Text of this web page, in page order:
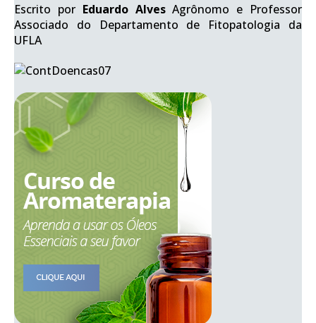
Escrito por Eduardo AlvesAgrônomo e Professor
Associado do Departamento de Fitopatologia da
UFLA